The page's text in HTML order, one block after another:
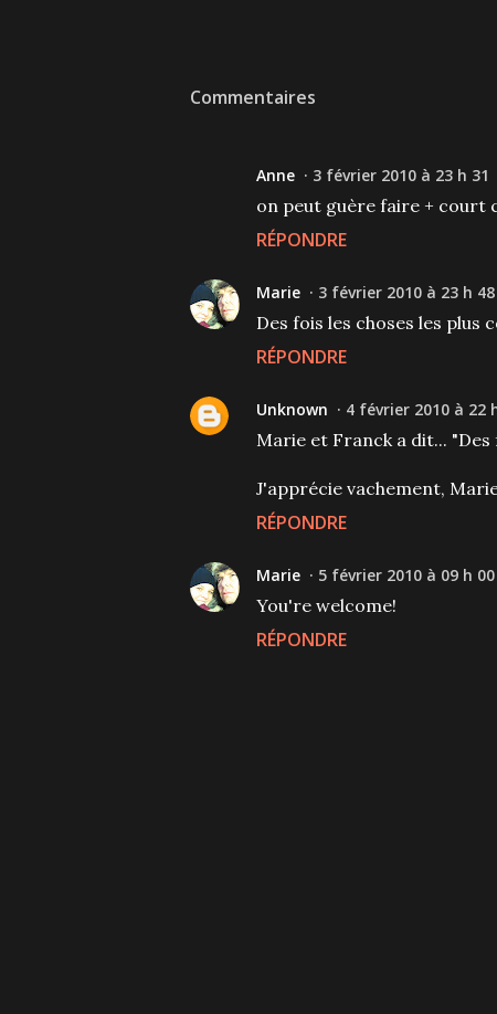
Commentaires
Anne 3 février 2010 à 23 h 31
on peut guère faire + court
RÉPONDRE
Marie 3 février 2010 à 23 h 48
Des fois les choses les plus
RÉPONDRE
Unknown 4 février 2010 à 22
Marie et Franck a dit... "Des
J'apprécie vachement,
RÉPONDRE
Marie 5 février 2010 à 09 h 00
You're welcome!
RÉPONDRE